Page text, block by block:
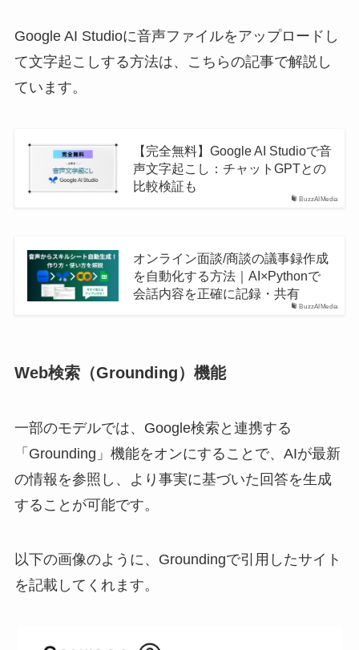
Google AI Studioに音声ファイルをアップロードし
て文字起こしする方法は、こちらの記事で解説し
ています。
BuzzAIMedia
【完全無料】Google AI Studioで音
声文字起こし：チャットGPTとの
比較検証も
BuzzAIMedia
オンライン面談/商談の議事録作成
を自動化する方法｜AI×Pythonで
会話内容を正確に記録・共有
Web検索（Grounding）機能
一部のモデルでは、Google検索と連携する
「Grounding」機能をオンにすることで、AIが最新
の情報を参照し、より事実に基づいた回答を生成
することが可能です。
以下の画像のように、Groundingで引用したサイト
を記載してくれます。